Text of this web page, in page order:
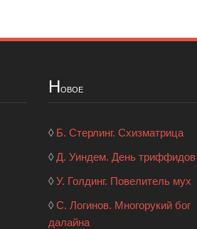
Новое
◊ Б. Стерлинг. Схизматрица
◊Д. Уиндем. День триффидов
◊У. Голдинг. Повелитель мух
◊С. Логинов. Многорукий бог
далайна